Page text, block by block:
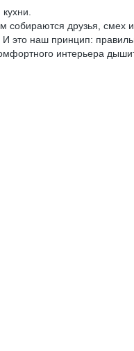
собираются друзья, смех и
наш принцип:
интерьера